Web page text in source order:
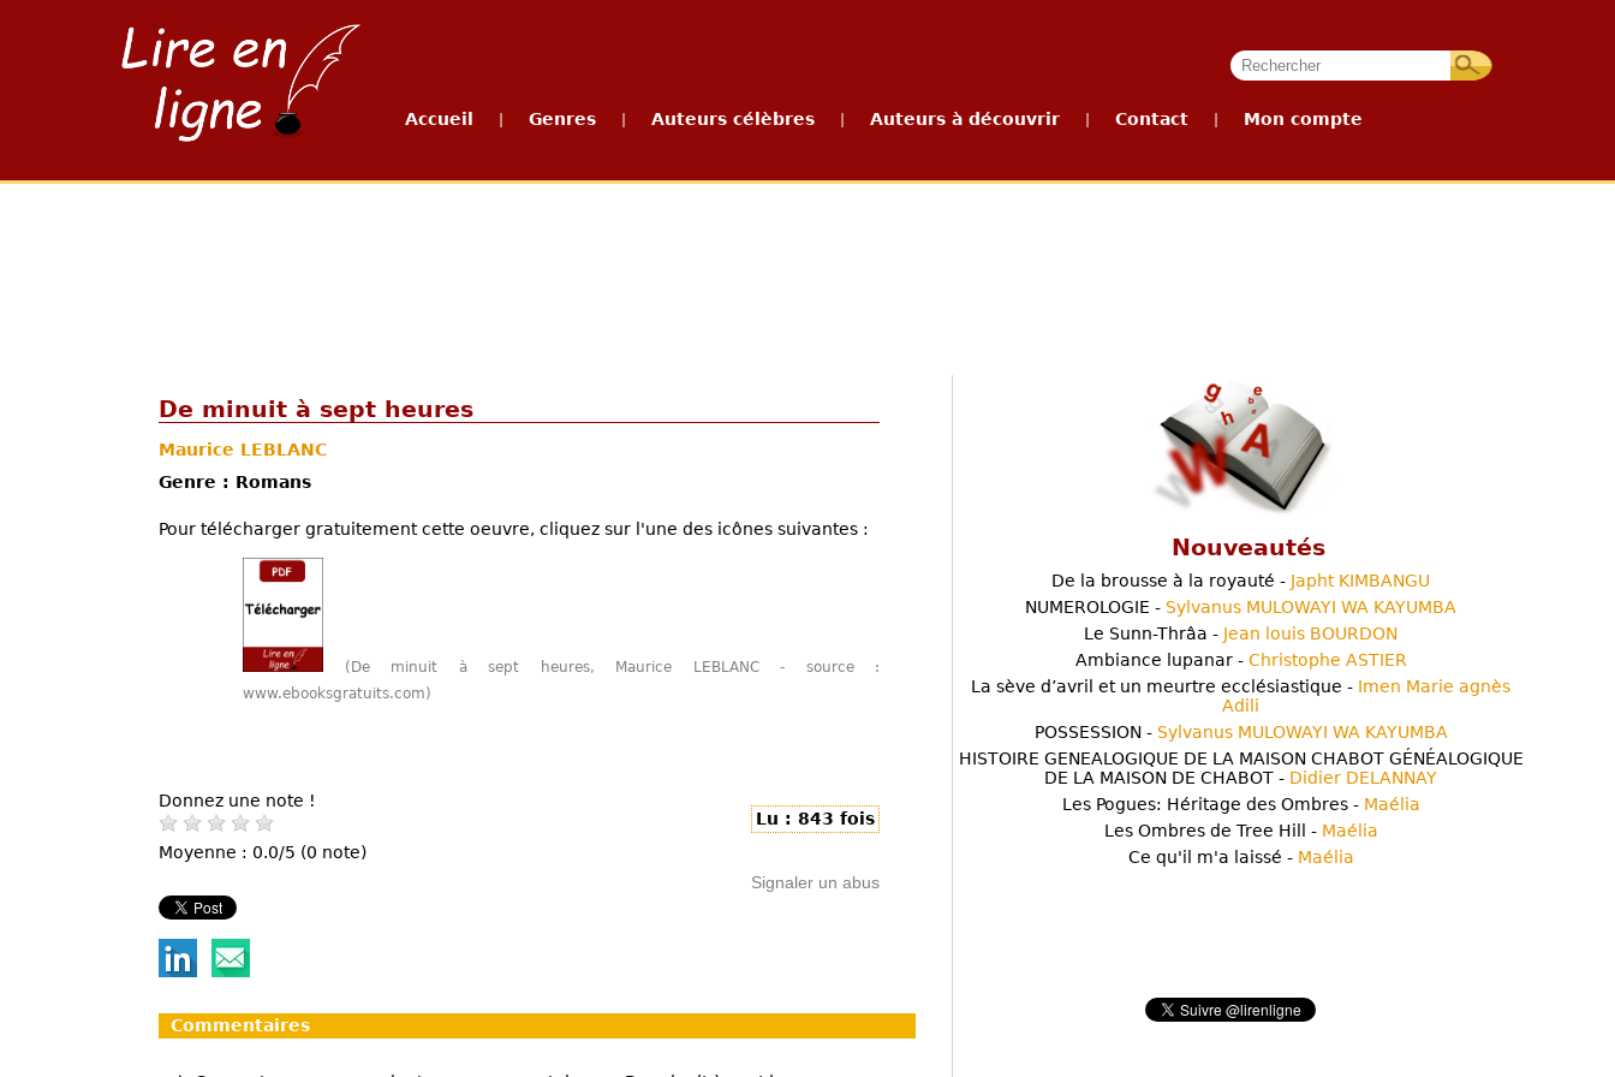
Accueil Genres Auteurs célèbres Auteurs à découvrir Contact Mon compte
De minuit à sept heures
Maurice LEBLANC
Genre : Romans
Pour télécharger gratuitement cette oeuvre, cliquez sur l'une des icônes suivantes :
(De minuit à sept heures, Maurice LEBLANC - source :
www.ebooksgratuits.com)
Donnez une note !
Moyenne : 0.0/5 (0 note)
Lu : 843 fois
Signaler un abus
Commentaires
Nouveautés
De la brousse à la royauté - Japht KIMBANGU
NUMEROLOGIE - Sylvanus MULOWAYI WA KAYUMBA
Le Sunn-Thrâa - Jean louis BOURDON
Ambiance lupanar - Christophe ASTIER
La sève d’avril et un meurtre ecclésiastique - Imen Marie agnès
Adili
POSSESSION - Sylvanus MULOWAYI WA KAYUMBA
HISTOIRE GENEALOGIQUE DE LA MAISON CHABOT GÉNÉALOGIQUE
DE LA MAISON DE CHABOT - Didier DELANNAY
Les Pogues: Héritage des Ombres - Maélia
Les Ombres de Tree Hill - Maélia
Ce qu'il m'a laissé - Maélia